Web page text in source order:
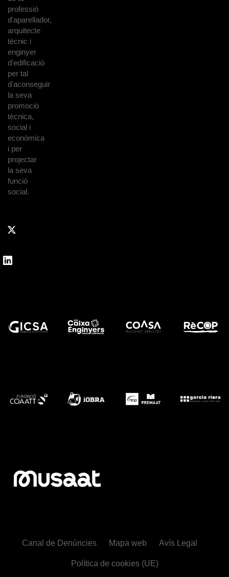
professió
d'aparellador,
arquitecte
tècnic i
enginyer
d'edificació
per tal
d'aconseguir
la seva
promoció
tècnica,
social i
econòmica
i per
projectar
la seva
funció
social.
Canal de Denúncies Mapa web Avís Legal
Política de cookies (UE)